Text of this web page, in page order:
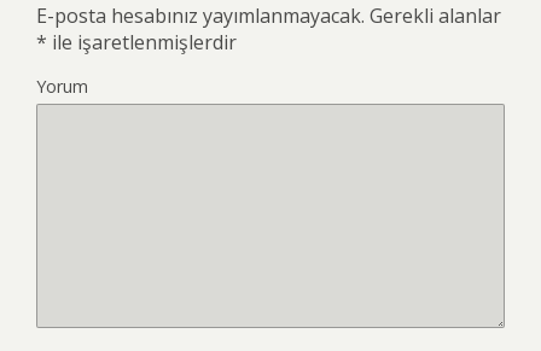
E-posta hesabınız yayımlanmayacak. Gerekli alanlar
* ile işaretlenmişlerdir
Yorum